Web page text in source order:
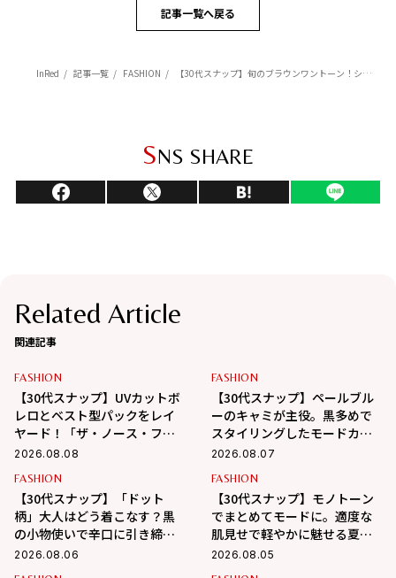
記事一覧へ戻る
InRed 記事一覧 FASHION 【30代スナップ】旬のブラウンワントーン！ショートパンツ×ロングブーツを大人カジュアルにシフト
SNS SHARE
Related Article
関連記事
FASHION
【30代スナップ】UVカットボ
レロとベスト型パックをレイ
ヤード！「ザ・ノース・フェ
イス」で作る大人カジュアル
2026.08.08
FASHION
【30代スナップ】ペールブル
ーのキャミが主役。黒多めで
スタイリングしたモードカジ
ュアル
2026.08.07
FASHION
【30代スナップ】「ドット
柄」大人はどう着こなす？黒
の小物使いで辛口に引き締め
るバランス学
2026.08.06
FASHION
【30代スナップ】モノトーン
でまとめてモードに。適度な
肌見せで軽やかに魅せる夏ス
タイル
2026.08.05